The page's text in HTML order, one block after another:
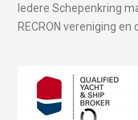
Iedere Schepenkring
RECRON vereniging en